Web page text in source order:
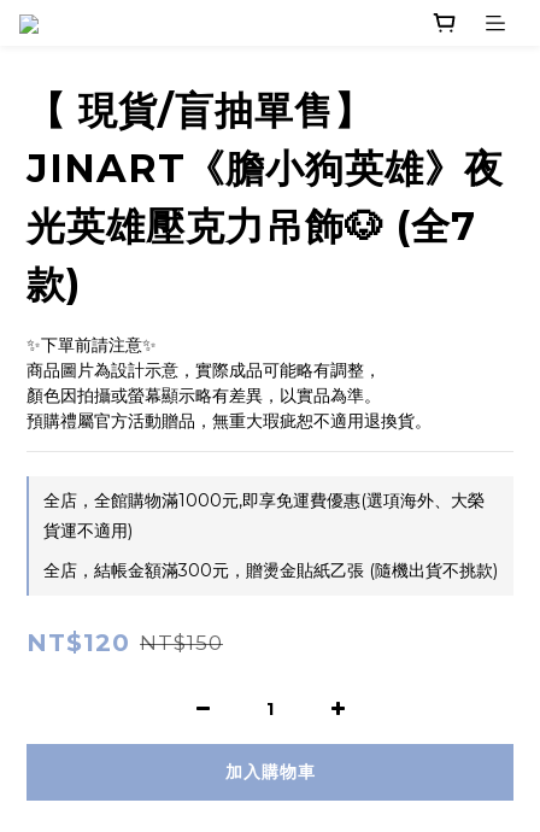
【 現貨/盲抽單售】
JINART《膽小狗英雄》夜
光英雄壓克力吊飾🐶 (全7
款)
✨下單前請注意✨
商品圖片為設計示意，實際成品可能略有調整，
顏色因拍攝或螢幕顯示略有差異，以實品為準。
預購禮屬官方活動贈品，無重大瑕疵恕不適用退換貨。
全店，全館購物滿1000元,即享免運費優惠(選項海外、大榮
貨運不適用)
全店，結帳金額滿300元，贈燙金貼紙乙張 (隨機出貨不挑款)
NT$120 NT$150
加入購物車